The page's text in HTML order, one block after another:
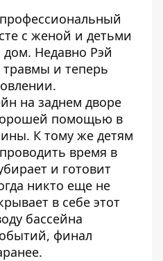
с женой и детьми
Недавно Рэй
травмы и теперь
на заднем дворе
помощью в
К тому же детям
время в
и готовит
никто еще не
в себе этот
бассейна
финал